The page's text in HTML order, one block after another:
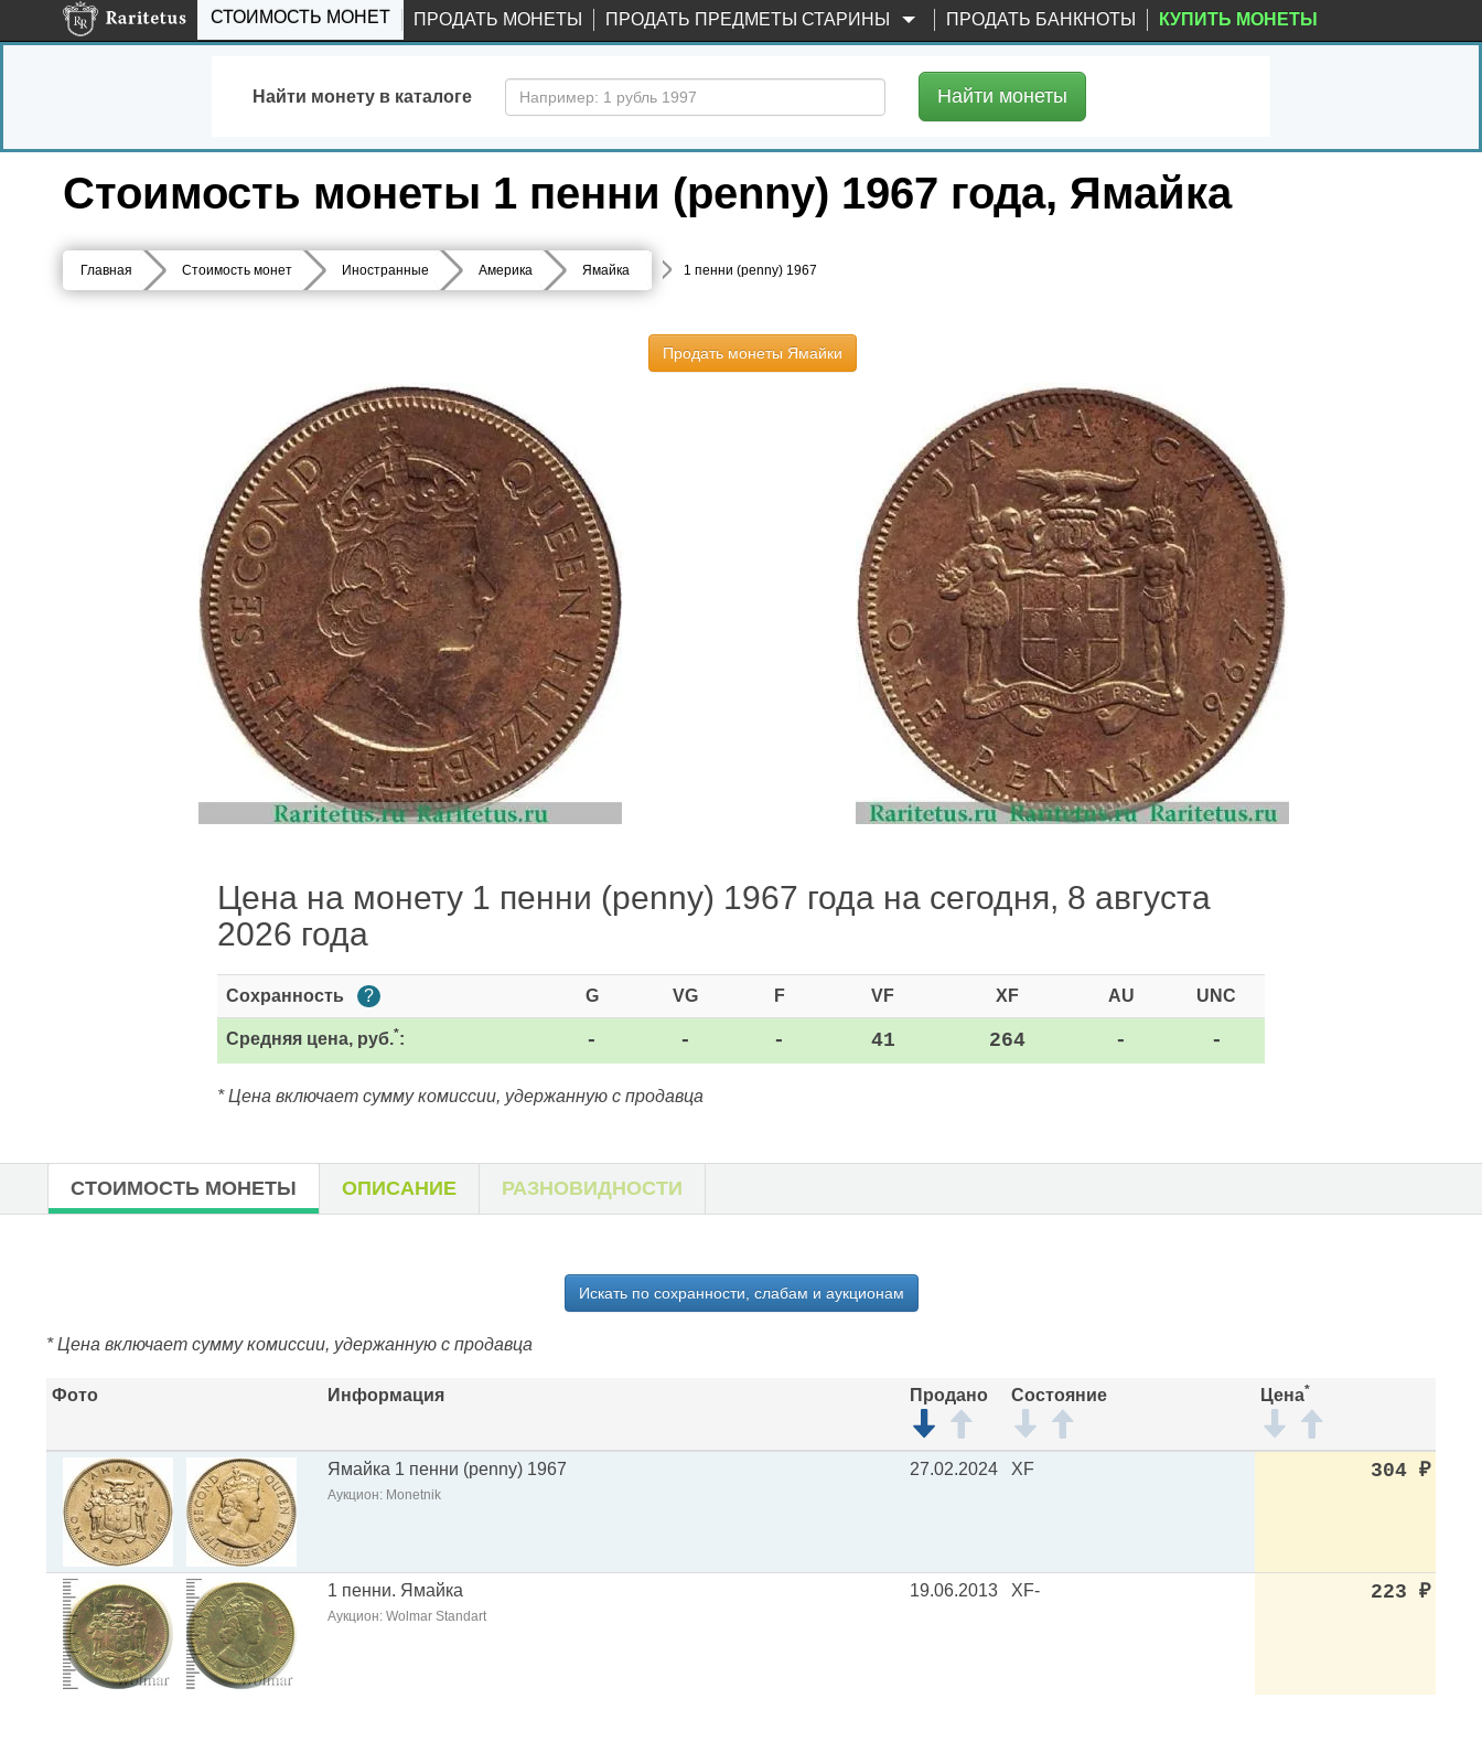
СТОИМОСТЬ МОНЕТ ПРОДАТЬ МОНЕТЫ ПРОДАТЬ ПРЕДМЕТЫ СТАРИНЫ ПРОДАТЬ БАНКНОТЫ КУПИТЬ МОНЕТЫ
Найти монету в каталоге Найти монеты
Стоимость монеты 1 пенни (penny) 1967 года, Ямайка
Главная Стоимость монет Иностранные Америка Ямайка 1 пенни (penny) 1967
Продать монеты Ямайки
Цена на монету 1 пенни (penny) 1967 года на сегодня, 8 августа
2026 года
Сохранность ? G VG F VF XF AU UNC
Средняя цена, руб.*: - - - 41 264 - -
* Цена включает сумму комиссии, удержанную с продавца
СТОИМОСТЬ МОНЕТЫ ОПИСАНИЕ РАЗНОВИДНОСТИ
Искать по сохранности, слабам и аукционам
* Цена включает сумму комиссии, удержанную с продавца
Фото Информация Продано Состояние Цена*
Ямайка 1 пенни (penny) 1967
Аукцион: Monetnik
27.02.2024 XF 304 ₽
1 пенни. Ямайка
Аукцион: Wolmar Standart
19.06.2013 XF- 223 ₽